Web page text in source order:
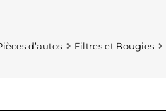
d’autos Filtres et Bougies